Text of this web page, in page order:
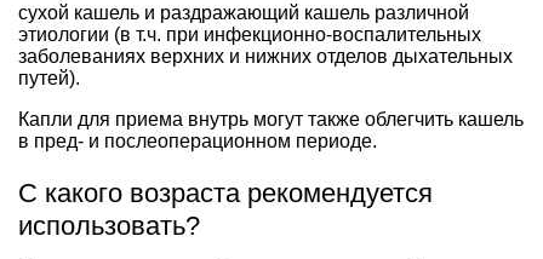
сухой кашель и раздражающий кашель различной
этиологии (в т.ч. при инфекционно-воспалительных
заболеваниях верхних и нижних отделов дыхательных
путей).
Капли для приема внутрь могут также облегчить кашель
в пред- и послеоперационном периоде.
С какого возраста рекомендуется
использовать?